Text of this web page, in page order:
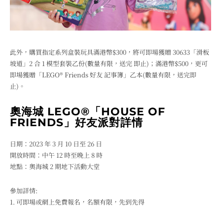
此外，購買指定系列盒裝玩具滿港幣$300，將可即場獲贈 30633「滑板
坡道」2 合 1 模型套裝乙份(數量有限，送完 即止)；滿港幣$500，更可
即場獲贈「LEGO® Friends 好友 記事簿」乙本(數量有限，送完即
止)。
奧海城 LEGO®「HOUSE OF
FRIENDS」好友派對詳情
日期：2023 年 3 月 10 日至 26 日
開放時間：中午 12 時至晚上 8 時
地點：奧海城 2 期地下活動大堂
參加詳情:
1. 可即場或網上免費報名，名額有限，先到先得